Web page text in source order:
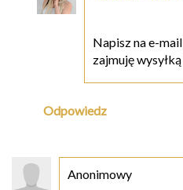
Napisz na e-
zajmuję wysyłką
Odpowiedz
Anonimowy